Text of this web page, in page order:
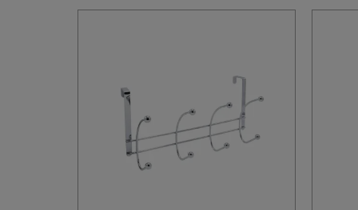
Nouveau produit(29)